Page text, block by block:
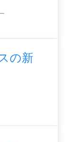
の新